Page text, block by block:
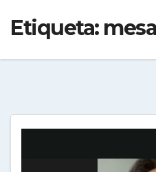
Etiqueta: